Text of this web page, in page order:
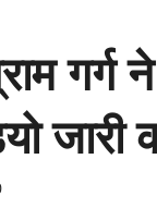
गर्ग
जारी